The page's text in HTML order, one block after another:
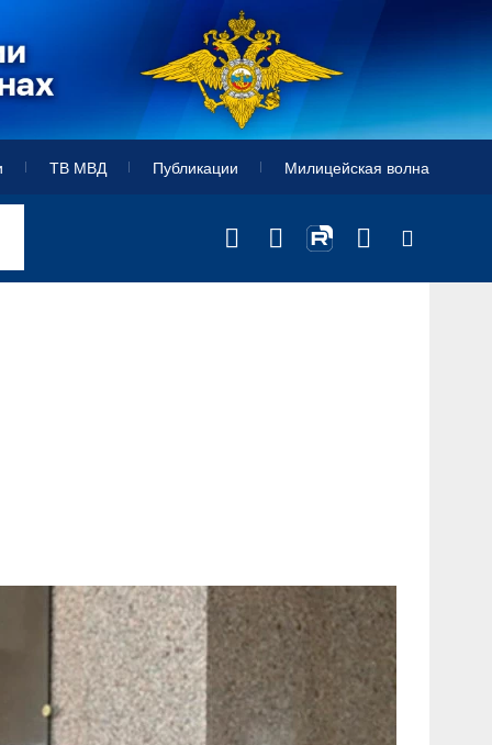
ТВ МВД Публикации Милицейская волна